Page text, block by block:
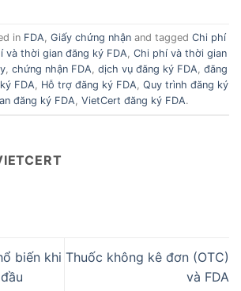
in FDA Giấy chứng nhận and tagged Chi phí
và thời gian đăng ký FDA Chi phí và thời gian
, chứng nhận FDA dịch vụ đăng ký FDA đăng
FDA Hỗ trợ đăng ký FDA Quy trình đăng ký
đăng ký FDA VietCert đăng ký FDA.
biến khi Thuốc không kê đơn (OTC)
và FDA